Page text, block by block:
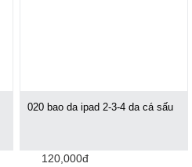
020 bao da ipad 2-3-4 da cá sấu
120,000đ